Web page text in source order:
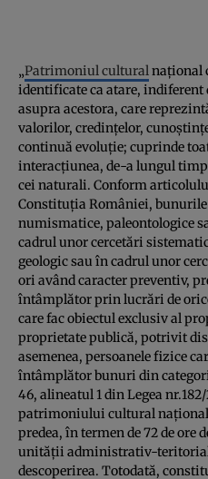
„Patrimoniul culturalnaţional
identificate ca atare, indiferent
asupra acestora, care
valorilor, credinţelor,
continuă evoluţie; cuprinde
interacţiunea, de-a lungul
cei naturali. Conform
Constituția României,
numismatice, paleontologice
cadrul unor cercetări
geologic sau în cadrul unor
ori având caracter preventiv,
întâmplător prin lucrări de
care fac obiectul exclusiv al
proprietate publică, potrivit
asemenea, persoanele fizice
întâmplător bunuri din
46, alineatul 1 din Legea
patrimoniului cultural național
predea, în termen de 72 de ore
unităţii administrativ-
descoperirea. Totodată,